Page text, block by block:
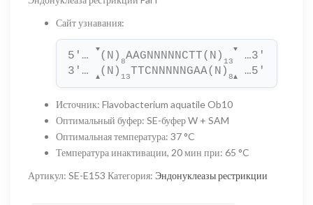
670,00 ₽
–
22
680,00 ₽
Сайт узнавания:
5'…
▼
(N) 8AAGNNNNNCTT(N) 13
▼
…3'
3'…
▲(N) 13TTCNNNNNGAA(N) 8▲ …5'
Источник: Flavobacterium aquatile Ob10
Оптимальный буфер: SE-буфер W + SAM
Оптимальная температура: 37 °C
Температура инактивации, 20 мин при: 65 °C
Артикул: SE-E153 Категория: Эндонуклеазы рестрикции